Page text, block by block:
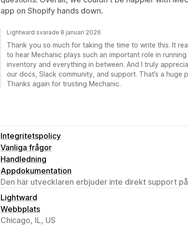
app on Shopify hands down.
Lightward svarade 8 januari 2026
Thank you so much for taking the time to write this. It
to hear Mechanic plays such an important role in
inventory and everything in between. And I truly
our docs, Slack community, and support. That’s a huge
Thanks again for trusting Mechanic.
Integritetspolicy
Vanliga frågor
Handledning
Appdokumentation
Den här utvecklaren erbjuder inte direkt support
Lightward
Webbplats
Chicago, IL, US